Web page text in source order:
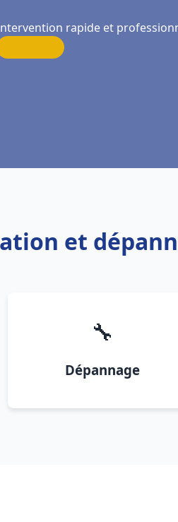
rapide et
et
🔧
Dépannage